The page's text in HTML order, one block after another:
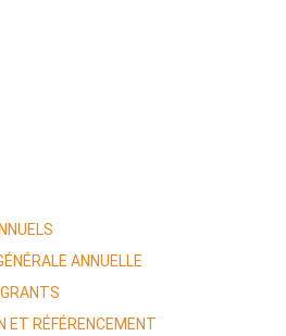
ANNUELLE
ET RÉFÉRENCEMENT